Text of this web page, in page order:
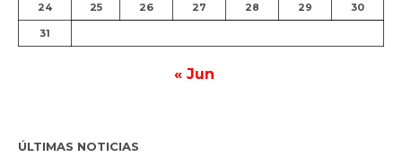
24 25 26 27 28 29 30
31
« Jun
ÚLTIMAS NOTICIAS